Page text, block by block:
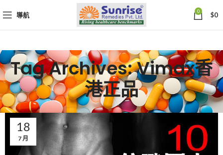
導航 0 $0
Tag Archives: Vimax香
港正品
18
7 月